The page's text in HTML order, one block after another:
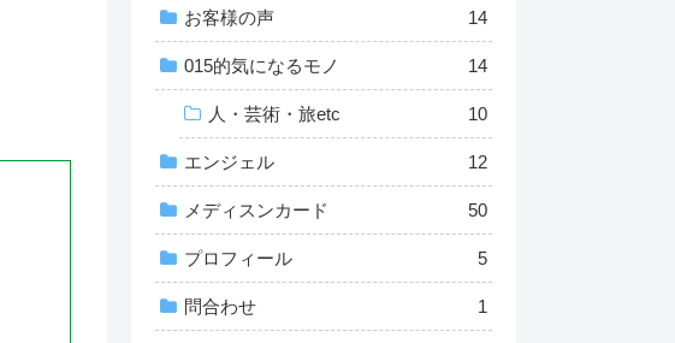
お客様の声 14
015的気になるモノ 14
人・芸術・旅etc 10
エンジェル 12
メディスンカード 50
プロフィール 5
問合わせ 1